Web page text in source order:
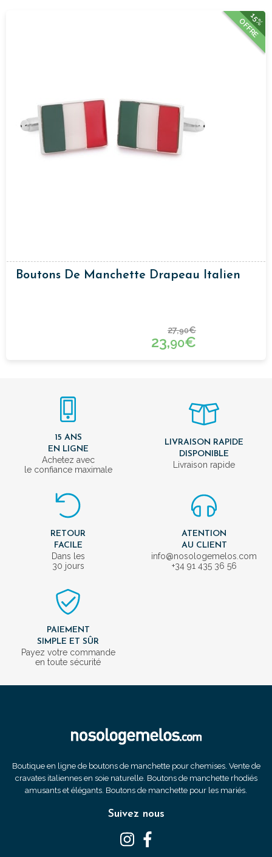
15%
OFFRE
Boutons De Manchette Drapeau Italien
27,90€
23,90€
15 ANS
EN LIGNE
Achetez avec
le confiance maximale
LIVRAISON RAPIDE
DISPONIBLE
Livraison rapide
RETOUR
FACILE
Dans les
30 jours
ATENTION
AU CLIENT
info@nosologemelos.com
+34 91 435 36 56
PAIEMENT
SIMPLE ET SÛR
Payez votre commande
en toute sécurité
Boutique en ligne de boutons de manchette pour chemises. Vente de
cravates italiennes en soie naturelle. Boutons de manchette rhodiés
amusants et élégants. Boutons de manchette pour les mariés.
Suivez nous